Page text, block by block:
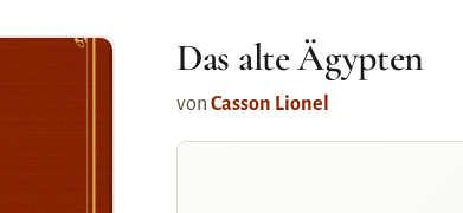
Das alte Ägypten
von Casson Lionel